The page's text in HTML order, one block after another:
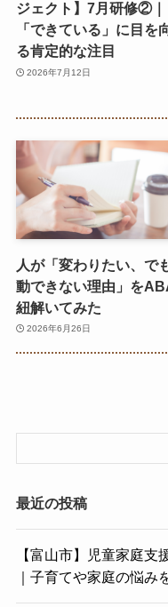
ジェクト】7月研修②｜
「できている」に目を
る肯定的な注目
2026年7月12日
人が「変わりたい、で
動できない理由」を
紐解いてみた
2026年6月26日
最近の投稿
【富山市】児童家庭
｜子育てや家庭の悩み